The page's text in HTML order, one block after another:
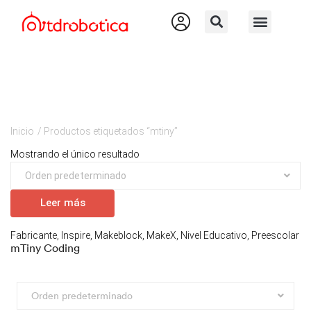
Inicio / Productos etiquetados “mtiny”
Mostrando el único resultado
Leer más
Fabricante Inspire Makeblock MakeX Nivel Educativo Preescolar
mTiny Coding